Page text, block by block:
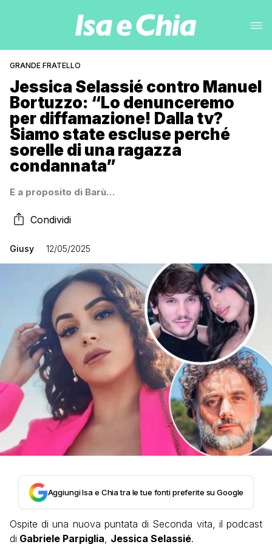
GRANDE FRATELLO
Jessica Selassié contro Manuel
Bortuzzo: “Lo denunceremo
per diffamazione! Dalla tv?
Siamo state escluse perché
sorelle di una ragazza
condannata”
E a proposito di Barù…
Condividi
Giusy 12/05/2025
Aggiungi Isa e Chia tra le tue fonti preferite su Google
Ospite di una nuova puntata di Seconda vita, il podcast
di Gabriele Parpiglia, Jessica Selassié.